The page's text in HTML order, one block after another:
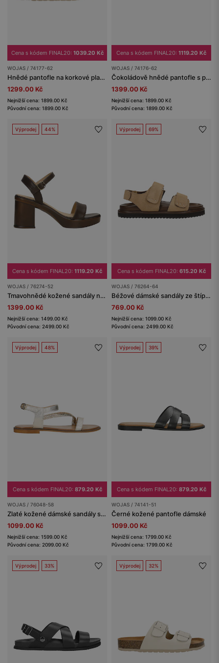
Cena s kódem FINAL20: 1039.20 Kč
WOJAS / 74177-62
Hnědé pantofle na korkové platformě
1299.00 Kč
Nejnižší cena: 1899.00 Kč
Původní cena: 1899.00 Kč
Cena s kódem FINAL20: 1119.20 Kč
WOJAS / 74176-62
Čokoládově hnědé pantofle s pleteným páskem
1399.00 Kč
Nejnižší cena: 1899.00 Kč
Původní cena: 1899.00 Kč
Výprodej 44%
Cena s kódem FINAL20: 1119.20 Kč
WOJAS / 76274-52
Tmavohnědé kožené sandály na širokém podpatku
1399.00 Kč
Nejnižší cena: 1499.00 Kč
Původní cena: 2499.00 Kč
Výprodej 69%
Cena s kódem FINAL20: 615.20 Kč
WOJAS / 76264-64
Béžové dámské sandály ze štípenky
769.00 Kč
Nejnižší cena: 1099.00 Kč
Původní cena: 2499.00 Kč
Výprodej 48%
Cena s kódem FINAL20: 879.20 Kč
WOJAS / 76048-58
Zlaté kožené dámské sandály s kontrastní podrážkou
1099.00 Kč
Nejnižší cena: 1599.00 Kč
Původní cena: 2099.00 Kč
Výprodej 39%
Cena s kódem FINAL20: 879.20 Kč
WOJAS / 74141-51
Černé kožené pantofle dámské
1099.00 Kč
Nejnižší cena: 1799.00 Kč
Původní cena: 1799.00 Kč
Výprodej 33% Výprodej 32%